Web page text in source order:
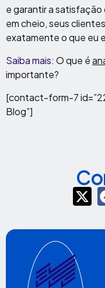
e garantir a
em cheio, seus
exatamente o que eu
Saiba mais: O que é
importante?
[contact-form-7
Blog”]